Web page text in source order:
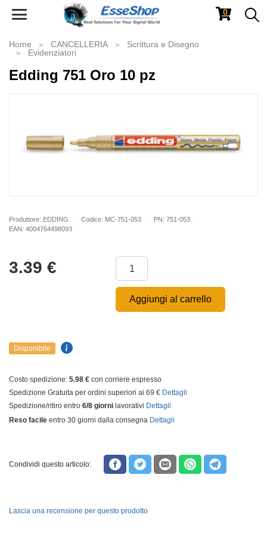
Toggle
0
Home CANCELLERIA
Scrittura e Disegno
Evidenziatori
Edding 751 Oro 10 pz
Produttore: EDDING Codice: MC-751-053
PN: 751-053
EAN: 4004764498093
3.39 €
Aggiungi al carrello
Disponibile
Costo spedizione: 5.98 € con corriere espresso
Spedizione Gratuita per ordini superiori ai 69 € Dettagli
Spedizione/ritiro entro 6/8 giorni lavorativi Dettagli
Reso facile entro 30 giorni dalla consegna Dettagli
Condividi questo articolo:
Lascia una recensione per questo prodotto